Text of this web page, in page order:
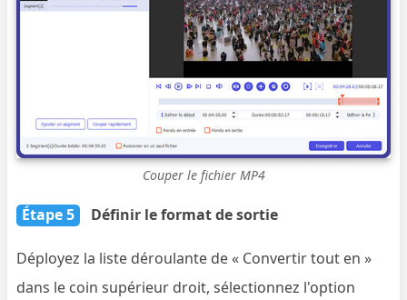
Couper le fichier MP4
Étape 5 Définir le format de sortie
Déployez la liste déroulante de « Convertir tout en »
dans le coin supérieur droit, sélectionnez l'option